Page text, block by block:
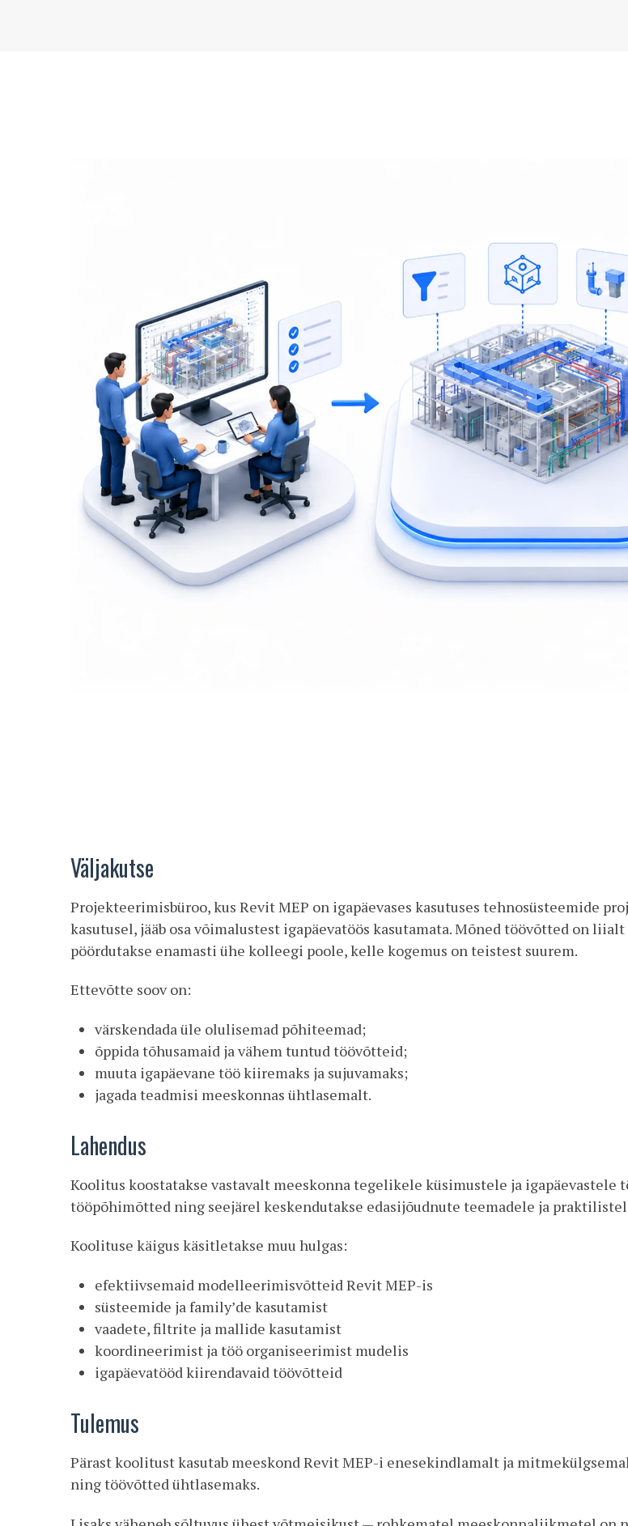
Väljakutse
Projekteerimisbüroo, kus Revit MEP on igapäevases kasutuses tehnosüsteemide
kasutusel, jääb osa võimalustest igapäevatöös kasutamata. Mõned töövõtted on
pöördutakse enamasti ühe kolleegi poole, kelle kogemus on teistest suurem.
Ettevõtte soov on:
värskendada üle olulisemad põhiteemad;
õppida tõhusamaid ja vähem tuntud töövõtteid;
muuta igapäevane töö kiiremaks ja sujuvamaks;
jagada teadmisi meeskonnas ühtlasemalt.
Lahendus
Koolitus koostatakse vastavalt meeskonna tegelikele küsimustele ja igapäevastele
tööpõhimõtted ning seejärel keskendutakse edasijõudnute teemadele ja
Koolituse käigus käsitletakse muu hulgas:
efektiivsemaid modelleerimisvõtteid Revit MEP-is
süsteemide ja family’de kasutamist
vaadete, filtrite ja mallide kasutamist
koordineerimist ja töö organiseerimist mudelis
igapäevatööd kiirendavaid töövõtteid
Tulemus
Pärast koolitust kasutab meeskond Revit MEP-i enesekindlamalt ja
ning töövõtted ühtlasemaks.